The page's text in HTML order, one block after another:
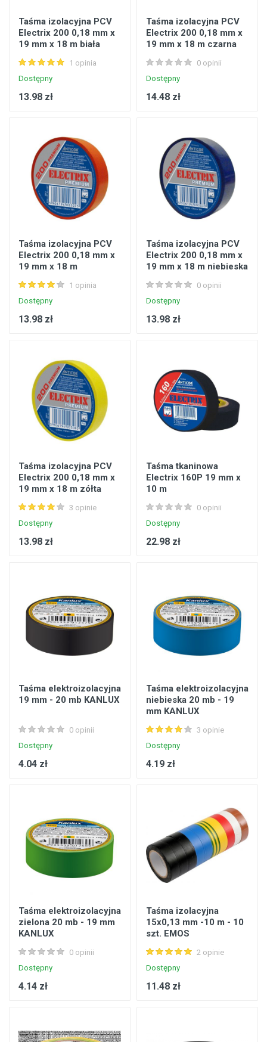
Taśma izolacyjna PCV
Electrix 200 0,18 mm x
19 mm x 18 m biała
1 opinia
Dostępny
13.98 zł
Taśma izolacyjna PCV
Electrix 200 0,18 mm x
19 mm x 18 m czarna
0 opinii
Dostępny
14.48 zł
Taśma izolacyjna PCV
Electrix 200 0,18 mm x
19 mm x 18 m
1 opinia
Dostępny
13.98 zł
Taśma izolacyjna PCV
Electrix 200 0,18 mm x
19 mm x 18 m niebieska
0 opinii
Dostępny
13.98 zł
Taśma izolacyjna PCV
Electrix 200 0,18 mm x
19 mm x 18 m zółta
3 opinie
Dostępny
13.98 zł
Taśma tkaninowa
Electrix 160P 19 mm x
10 m
0 opinii
Dostępny
22.98 zł
Taśma elektroizolacyjna
19 mm - 20 mb KANLUX
0 opinii
Dostępny
4.04 zł
Taśma elektroizolacyjna
niebieska 20 mb - 19
mm KANLUX
3 opinie
Dostępny
4.19 zł
Taśma elektroizolacyjna
zielona 20 mb - 19 mm
KANLUX
0 opinii
Dostępny
4.14 zł
Taśma izolacyjna
15x0,13 mm -10 m - 10
szt. EMOS
2 opinie
Dostępny
11.48 zł